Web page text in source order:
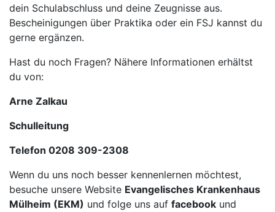
dein Schulabschluss und deine Zeugnisse aus.
Bescheinigungen über Praktika oder ein FSJ kannst du
gerne ergänzen.
Hast du noch Fragen? Nähere Informationen erhältst
du von:
Arne Zalkau
Schulleitung
Telefon 0208 309-2308
Wenn du uns noch besser kennenlernen möchtest,
besuche unsere Website Evangelisches Krankenhaus
Mülheim (EKM) und folge uns auf facebook und